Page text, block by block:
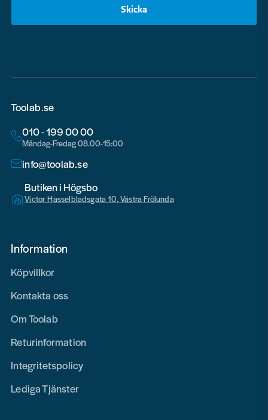
Skicka
Toolab.se
010 - 199 00 00
Måndag-Fredag 08.00-15:00
info@toolab.se
Butiken i Högsbo
Victor Hasselbladsgata 10, Västra Frölunda
Information
Köpvillkor
Kontakta oss
Om Toolab
Returinformation
Integritetspolicy
Lediga Tjänster